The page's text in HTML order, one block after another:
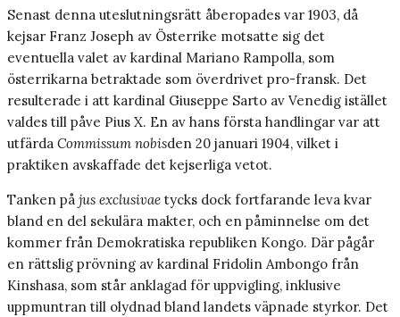
Senast denna uteslutningsrätt åberopades var 1903, då
kejsar Franz Joseph av Österrike motsatte sig det
eventuella valet av kardinal Mariano Rampolla, som
österrikarna betraktade som överdrivet pro-fransk. Det
resulterade i att kardinal Giuseppe Sarto av Venedig istället
valdes till påve Pius X. En av hans första handlingar var att
utfärda Commissum nobisden 20 januari 1904, vilket i
praktiken avskaffade det kejserliga vetot.
Tanken på jus exclusivae tycks dock fortfarande leva kvar
bland en del sekulära makter, och en påminnelse om det
kommer från Demokratiska republiken Kongo. Där pågår
en rättslig prövning av kardinal Fridolin Ambongo från
Kinshasa, som står anklagad för uppvigling, inklusive
uppmuntran till olydnad bland landets väpnade styrkor. Det